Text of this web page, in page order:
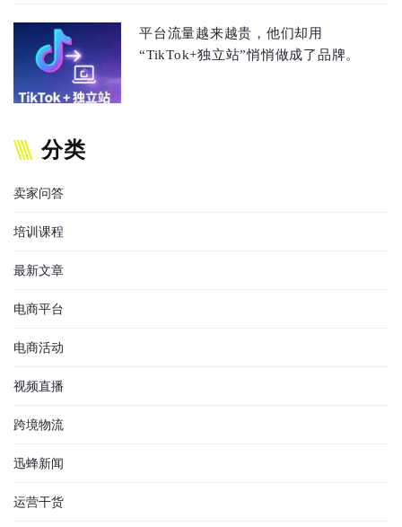
平台流量越来越贵，他们却用
“TikTok+独立站”悄悄做成了品牌。
分类
卖家问答
培训课程
最新文章
电商平台
电商活动
视频直播
跨境物流
迅蜂新闻
运营干货